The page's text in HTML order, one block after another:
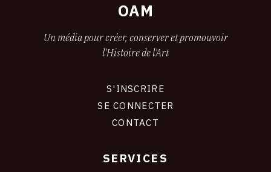
OAM
Un média pour créer, conserver et promouvoir
l'Histoire de l'Art
S'INSCRIRE
SE CONNECTER
CONTACT
SERVICES